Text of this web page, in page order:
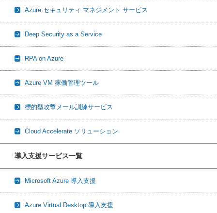
Azure セキュリティ マネジメント サービス
Deep Security as a Service
RPA on Azure
Azure VM 稼働管理ツール
標的型攻撃メール訓練サービス
Cloud Accelerate ソリューション
導入支援サービス一覧
Microsoft Azure 導入支援
Azure Virtual Desktop 導入支援